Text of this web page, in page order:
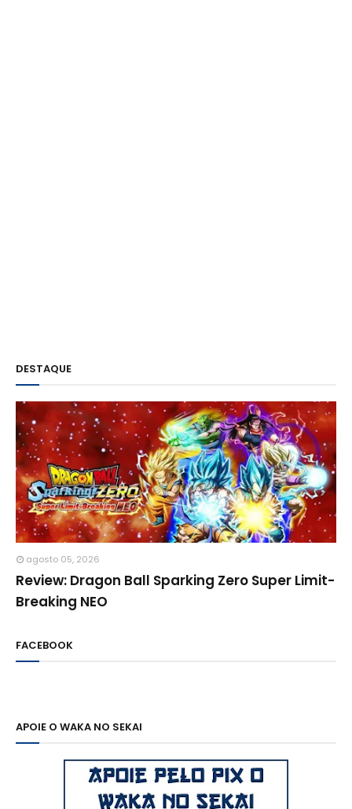
DESTAQUE
agosto 05, 2026
Review: Dragon Ball Sparking Zero Super Limit-
Breaking NEO
FACEBOOK
APOIE O WAKA NO SEKAI